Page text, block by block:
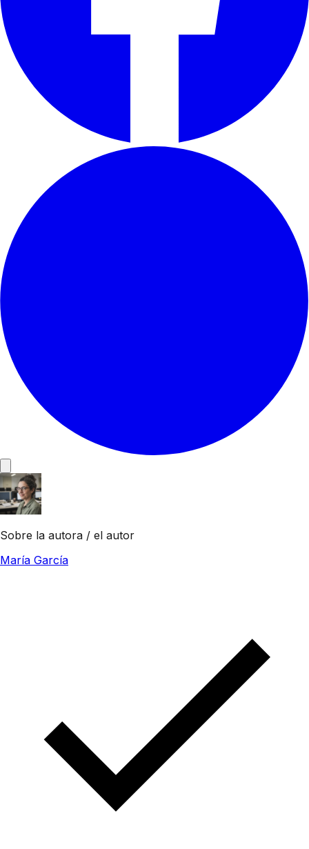
Sobre la autora / el autor
María García